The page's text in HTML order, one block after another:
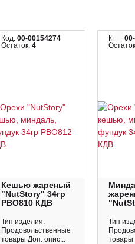
Код: 00-00154274
Остаток: 4
Кешью жареный
"NutStory" 34гр
РВО810 КДВ
Тип изделия:
Продовольственные
товары Доп. опис...
Код:
Тип
товары